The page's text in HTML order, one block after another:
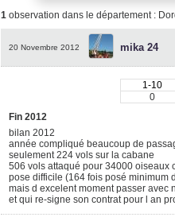
1observation dans le département :
20 Novembre 2012 mika 24
1-10
0
Fin 2012
bilan 2012
année compliqué beaucoup de
seulement 224 vols sur la cabane
506 vols attaqué pour 34000 oiseaux
pose difficile (164 fois posé minimum
mais d excelent moment passer avec
et qui re-signe son contrat pour l an